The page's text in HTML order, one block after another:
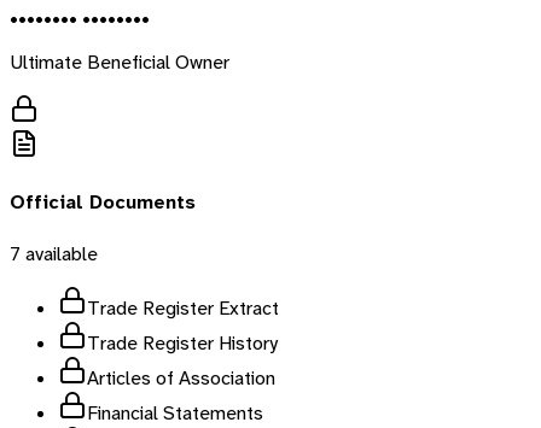
•••••••• ••••••••
Ultimate Beneficial Owner
Official Documents
7 available
Trade Register Extract
Trade Register History
Articles of Association
Financial Statements